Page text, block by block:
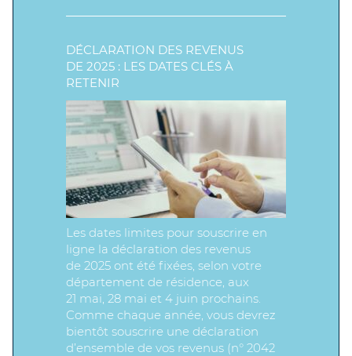
DÉCLARATION DES REVENUS
DE 2025 : LES DATES CLÉS À
RETENIR
Les dates limites pour souscrire en
ligne la déclaration des revenus
de 2025 ont été fixées, selon votre
département de résidence, aux
21 mai, 28 mai et 4 juin prochains.
Comme chaque année, vous devrez
bientôt souscrire une déclaration
d’ensemble de vos revenus (n° 2042